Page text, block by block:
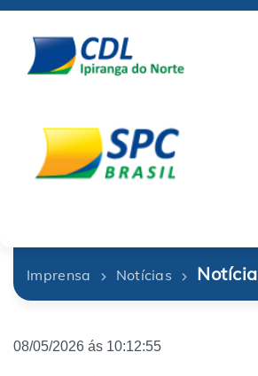
Imprensa Notícias Notícia
08/05/2026 ás 10:12:55